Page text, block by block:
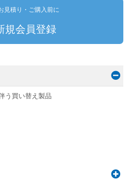
見積り・ご購入前に
規会員登録
う買い替え製品